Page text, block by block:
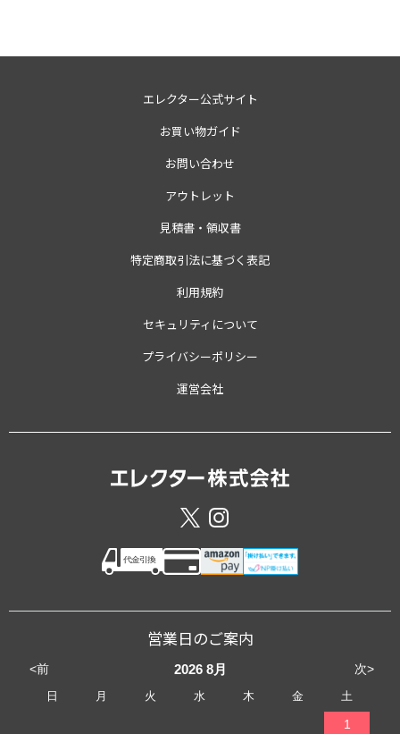
エレクター公式サイト
お買い物ガイド
お問い合わせ
アウトレット
見積書・領収書
特定商取引法に基づく表記
利用規約
セキュリティについて
プライバシーポリシー
運営会社
営業日のご案内
<前 次>
2026 8月
日 月 火 水 木 金 土
1